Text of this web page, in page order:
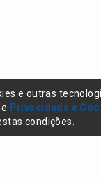
e outras
Privacidade e
condições.